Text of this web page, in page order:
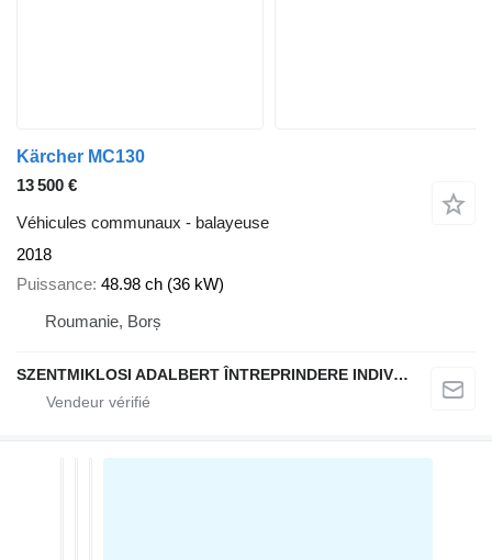
Kärcher MC130
13 500 €
Véhicules communaux - balayeuse
2018
Puissance 48.98 ch (36 kW)
Roumanie, Borș
SZENTMIKLOSI ADALBERT ÎNTREPRINDERE INDIVIDUALĂ